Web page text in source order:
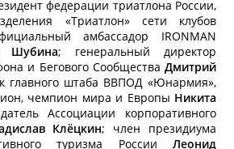
федерации триатлона России,
«Триатлон» сети клубов
амбассадор IRONMAN
Шубина; генеральный директор
и Бегового Сообщества Дмитрий
главного штаба ВВПОД «Юнармия»,
чемпион мира и Европы Никита
Ассоциации корпоративного
Клёцкин; член президиума
туризма России Леонид